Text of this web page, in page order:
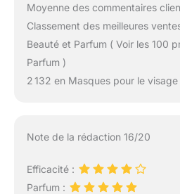
Moyenne des commentaires
Classement des meilleures
Beauté et Parfum ( Voir les 100
Parfum )
2 132 en Masques pour le visage
Note de la rédaction 16/20
Efficacité :
Parfum :